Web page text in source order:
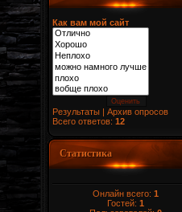
Как вам мой сайт
Результаты
Архив опросов
Всего ответов: 12
Статистика
Онлайн всего:1
Гостей:1